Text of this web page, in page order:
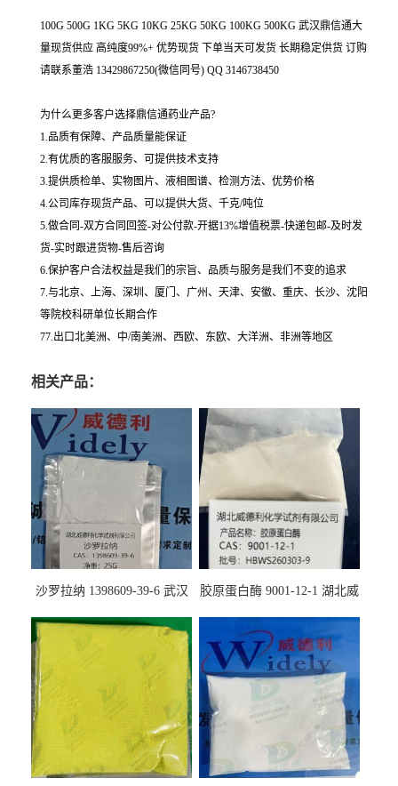
100G 500G 1KG 5KG 10KG 25KG 50KG 100KG 500KG 武汉鼎信通大
量现货供应 高纯度99%+ 优势现货 下单当天可发货 长期稳定供货 订购
请联系董浩 13429867250(微信同号) QQ 3146738450
为什么更多客户选择鼎信通药业产品?
1.品质有保障、产品质量能保证
2.有优质的客服服务、可提供技术支持
3.提供质检单、实物图片、液相图谱、检测方法、优势价格
4.公司库存现货产品、可以提供大货、千克/吨位
5.做合同-双方合同回签-对公付款-开据13%增值税票-快递包邮-及时发
货-实时跟进货物-售后咨询
6.保护客户合法权益是我们的宗旨、品质与服务是我们不变的追求
7.与北京、上海、深圳、厦门、广州、天津、安徽、重庆、长沙、沈阳
等院校科研单位长期合作
77.出口北美洲、中/南美洲、西欧、东欧、大洋洲、非洲等地区
相关产品：
沙罗拉纳 1398609-39-6 武汉
胶原蛋白酶 9001-12-1 湖北威